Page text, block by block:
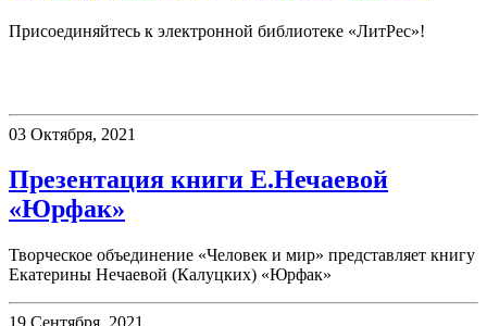
Присоединяйтесь к электронной библиотеке «ЛитРес»!
03 Октября, 2021
Презентация книги Е.Нечаевой
«Юрфак»
Творческое объединение «Человек и мир» представляет книгу
Екатерины Нечаевой (Калуцких) «Юрфак»